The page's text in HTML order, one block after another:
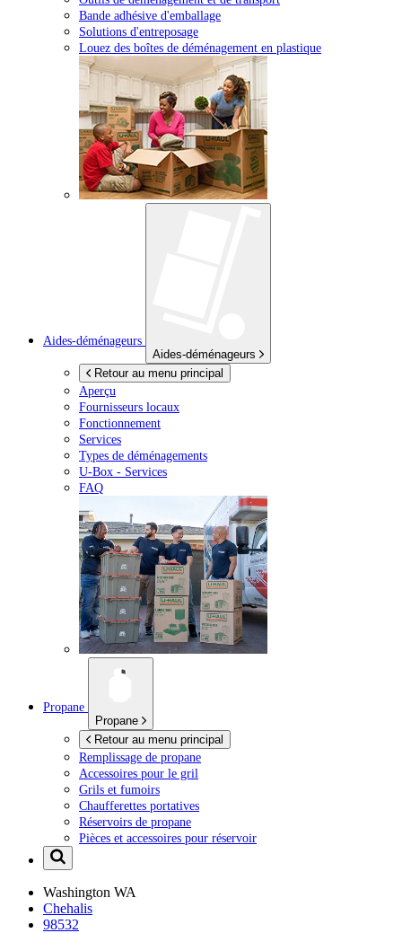
Bande adhésive d'emballage
Solutions d'entreposage
Louez des boîtes de déménagement en plastique
Aides-déménageurs
Aides-déménageurs
Retour au menu principal
Aperçu
Fournisseurs locaux
Fonctionnement
Services
Types de déménagements
U-Box - Services
FAQ
Propane
Propane
Retour au menu principal
Remplissage de propane
Accessoires pour le gril
Grils et fumoirs
Chaufferettes portatives
Réservoirs de propane
Pièces et accessoires pour réservoir
Washington WA
Chehalis
98532